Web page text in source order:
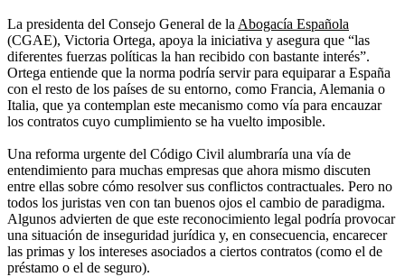
La presidenta del Consejo General de la Abogacía Española
(CGAE), Victoria Ortega, apoya la iniciativa y asegura que “las
diferentes fuerzas políticas la han recibido con bastante interés”.
Ortega entiende que la norma podría servir para equiparar a España
con el resto de los países de su entorno, como Francia, Alemania o
Italia, que ya contemplan este mecanismo como vía para encauzar
los contratos cuyo cumplimiento se ha vuelto imposible.
Una reforma urgente del Código Civil alumbraría una vía de
entendimiento para muchas empresas que ahora mismo discuten
entre ellas sobre cómo resolver sus conflictos contractuales. Pero no
todos los juristas ven con tan buenos ojos el cambio de paradigma.
Algunos advierten de que este reconocimiento legal podría provocar
una situación de inseguridad jurídica y, en consecuencia, encarecer
las primas y los intereses asociados a ciertos contratos (como el de
préstamo o el de seguro).